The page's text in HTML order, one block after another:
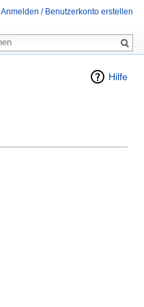
Hilfe
Anmelden / Benutzerkonto erstellen